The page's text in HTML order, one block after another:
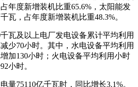
年度新增装机比重65.6%，太阳能发
瓦，占年度新增装机比重48.3%。
及以上电厂发电设备累计平均利用
少70小时。其中，水电设备平均利用
加130小时；火电设备平均利用小时
小时。
75110亿千瓦时，同比增长3.1%。